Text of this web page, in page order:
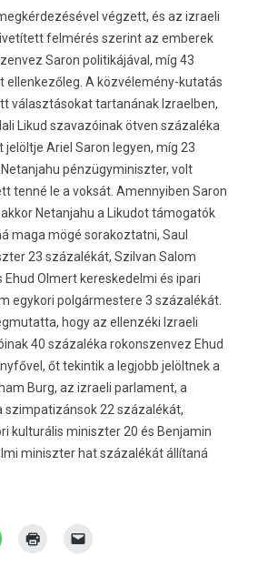
végzett, és az izraeli
felmérés szerint az emberek
Saron politikájával, míg 43
ellenkezőleg. A közvélemény-kutatás
választásokat tartanának Izraelben,
Likud szavazóinak ötven százaléka
jelöltje Ariel Saron legyen, míg 23
pénzügyminiszter, volt
tenné le a voksát. Amennyiben Saron
Netanjahu a Likudot támogatók
maga mögé sorakoztatni, Saul
23 százalékát, Szilvan Salom
Ehud Olmert kereskedelmi és ipari
egykori polgármestere 3 százalékát.
hogy az ellenzéki Izraeli
40 százaléka rokonszenvez Ehud
őt tekintik a legjobb jelöltnek a
Burg, az izraeli parlament, a
szimpatizánsok 22 százalékát,
kulturális miniszter 20 és Benjamin
miniszter hat százalékát állítaná